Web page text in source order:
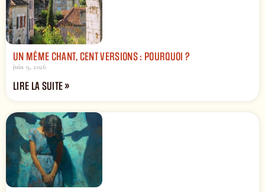
UN MÊME CHANT, CENT VERSIONS : POURQUOI ?
juin 9, 2026
LIRE LA SUITE »